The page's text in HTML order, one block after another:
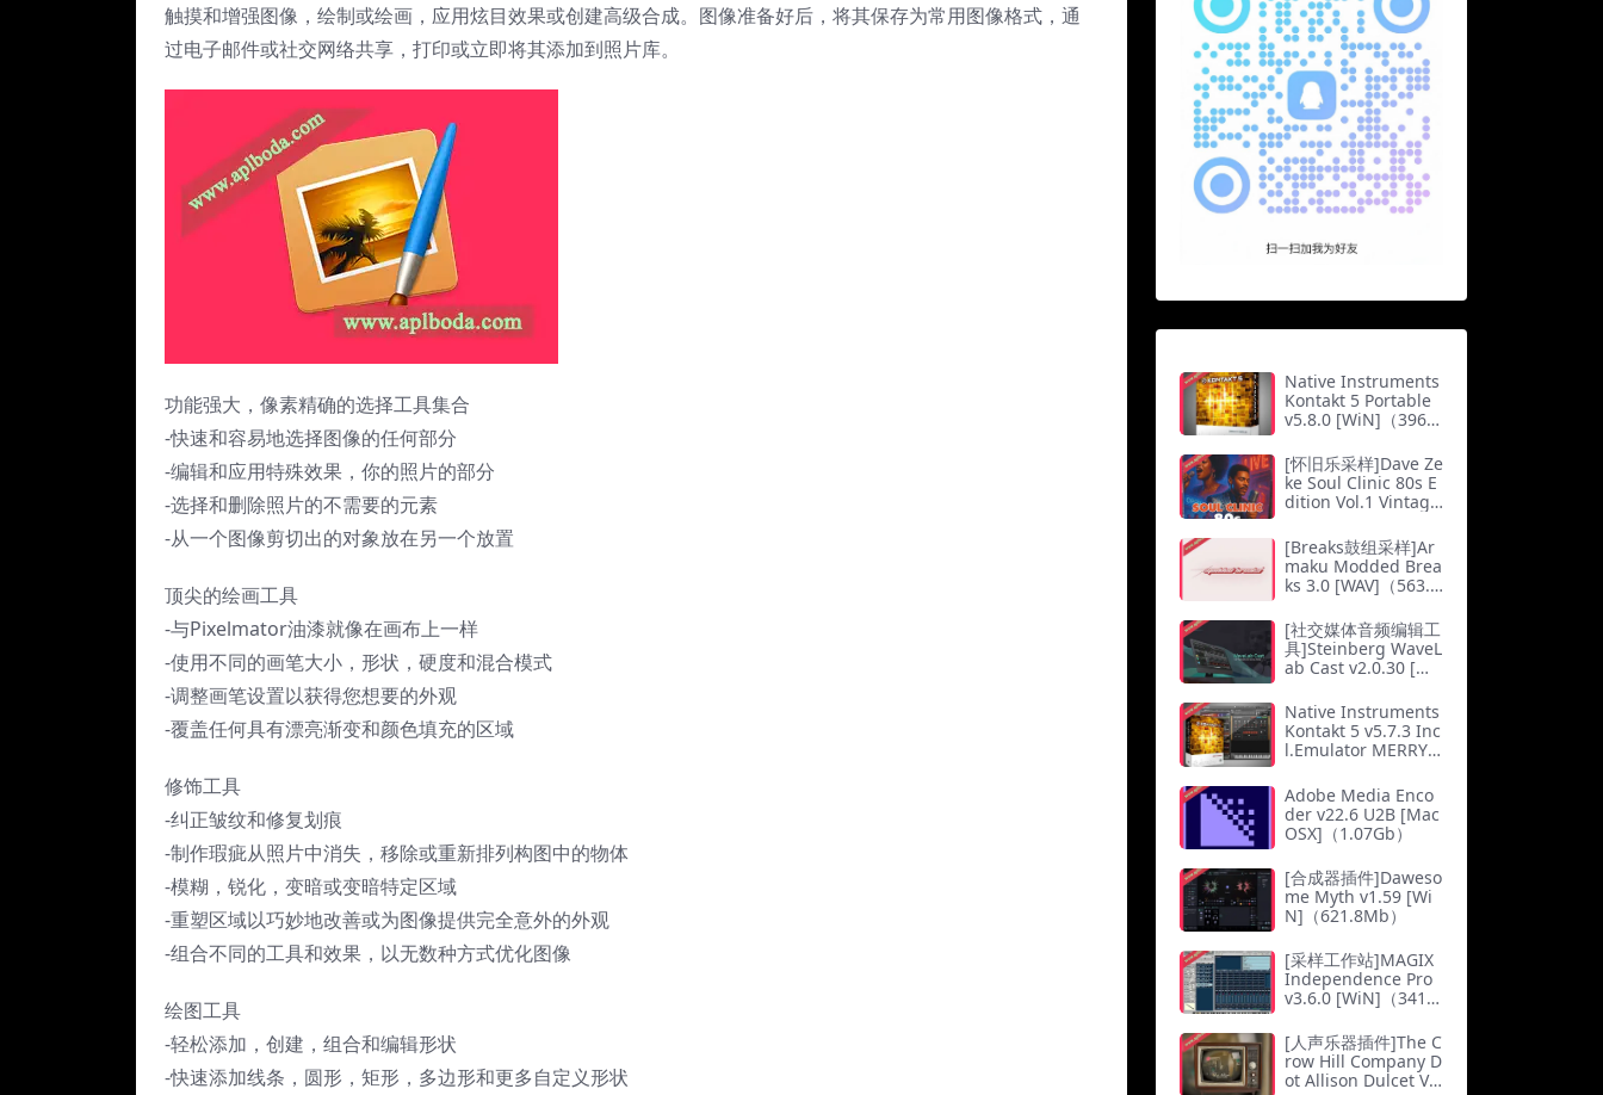
触摸和增强图像，绘制或绘画，应用炫目效果或创建高级合成。图像准备好后，将其保存为常用图像格式，通
过电子邮件或社交网络共享，打印或立即将其添加到照片库。
功能强大，像素精确的选择工具集合
-快速和容易地选择图像的任何部分
-编辑和应用特殊效果，你的照片的部分
-选择和删除照片的不需要的元素
-从一个图像剪切出的对象放在另一个放置
顶尖的绘画工具
-与Pixelmator油漆就像在画布上一样
-使用不同的画笔大小，形状，硬度和混合模式
-调整画笔设置以获得您想要的外观
-覆盖任何具有漂亮渐变和颜色填充的区域
修饰工具
-纠正皱纹和修复划痕
-制作瑕疵从照片中消失，移除或重新排列构图中的物体
-模糊，锐化，变暗或变暗特定区域
-重塑区域以巧妙地改善或为图像提供完全意外的外观
-组合不同的工具和效果，以无数种方式优化图像
绘图工具
-轻松添加，创建，组合和编辑形状
-快速添加线条，圆形，矩形，多边形和更多自定义形状
Native Instruments
Kontakt 5 Portable
v5.8.0 [WiN]（396M
[怀旧乐采样]Dave Ze
ke Soul Clinic 80s E
dition Vol.1 Vintage
（57.01Mb）
[Breaks鼓组采样]Ar
maku Modded Brea
ks 3.0 [WAV]（563.2
[社交媒体音频编辑工
具]Steinberg WaveL
ab Cast v2.0.30 [Ma
Native Instruments
Kontakt 5 v5.7.3 Inc
l.Emulator MERRY X
5Mb）
Adobe Media Enco
der v22.6 U2B [Mac
OSX]（1.07Gb）
[合成器插件]Daweso
me Myth v1.59 [Wi
N]（621.8Mb）
[采样工作站]MAGIX
Independence Pro
v3.6.0 [WiN]（341M
[人声乐器插件]The C
row Hill Company D
ot Allison Dulcet Voi